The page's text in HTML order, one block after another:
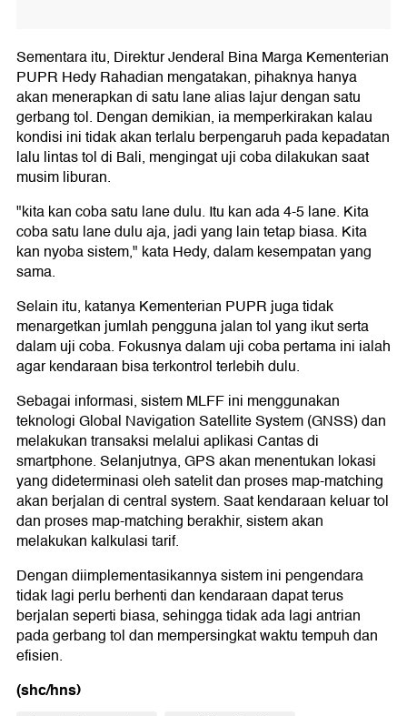
Sementara itu, Direktur Jenderal Bina Marga Kementerian
PUPR Hedy Rahadian mengatakan, pihaknya hanya
akan menerapkan di satu lane alias lajur dengan satu
gerbang tol. Dengan demikian, ia memperkirakan kalau
kondisi ini tidak akan terlalu berpengaruh pada kepadatan
lalu lintas tol di Bali, mengingat uji coba dilakukan saat
musim liburan.
"kita kan coba satu lane dulu. Itu kan ada 4-5 lane. Kita
coba satu lane dulu aja, jadi yang lain tetap biasa. Kita
kan nyoba sistem," kata Hedy, dalam kesempatan yang
sama.
Selain itu, katanya Kementerian PUPR juga tidak
menargetkan jumlah pengguna jalan tol yang ikut serta
dalam uji coba. Fokusnya dalam uji coba pertama ini ialah
agar kendaraan bisa terkontrol terlebih dulu.
Sebagai informasi, sistem MLFF ini menggunakan
teknologi Global Navigation Satellite System (GNSS) dan
melakukan transaksi melalui aplikasi Cantas di
smartphone. Selanjutnya, GPS akan menentukan lokasi
yang dideterminasi oleh satelit dan proses map-matching
akan berjalan di central system. Saat kendaraan keluar tol
dan proses map-matching berakhir, sistem akan
melakukan kalkulasi tarif.
Dengan diimplementasikannya sistem ini pengendara
tidak lagi perlu berhenti dan kendaraan dapat terus
berjalan seperti biasa, sehingga tidak ada lagi antrian
pada gerbang tol dan mempersingkat waktu tempuh dan
efisien.
(shc/hns)